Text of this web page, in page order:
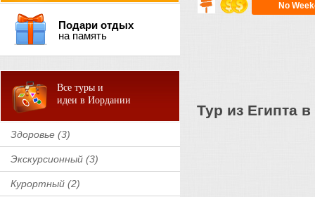
Подари отдых
на память
Все туры и
идеи в Иордании
Здоровье (3)
Экскурсионный (3)
Курортный (2)
No
Тур из Египта